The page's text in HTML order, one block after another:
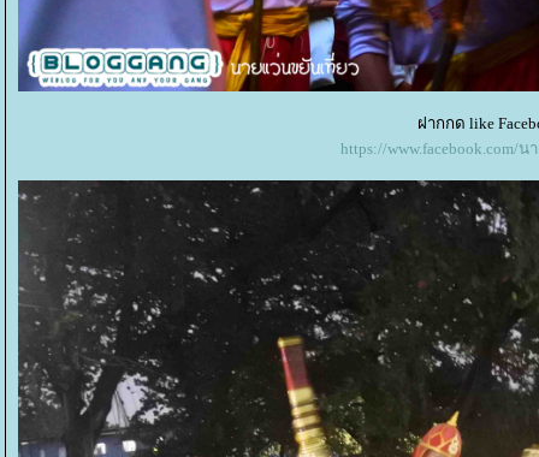
ฝากกด like
https://www.facebook.com/